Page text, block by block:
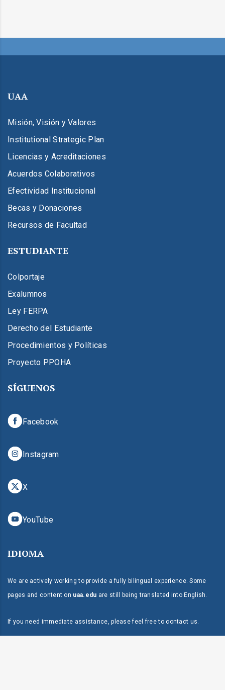
UAA
Misión, Visión y Valores
Institutional Strategic Plan
Licencias y Acreditaciones
Acuerdos Colaborativos
Efectividad Institucional
Becas y Donaciones
Recursos de Facultad
ESTUDIANTE
Colportaje
Exalumnos
Ley FERPA
Derecho del Estudiante
Procedimientos y Políticas
Proyecto PPOHA
SÍGUENOS
Facebook
Instagram
X
YouTube
IDIOMA
We are actively working to provide a fully bilingual experience. Some
pages and content on uaa.edu are still being translated into English.
If you need immediate assistance, please feel free to contact us.